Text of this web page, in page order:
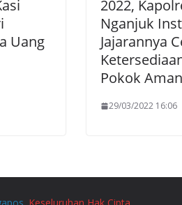
Uang
2022,
Nganjuk
Jajarannya
Pokok Aman
29/03/2022 16:06